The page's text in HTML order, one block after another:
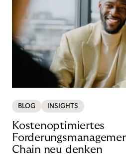
BLOG INSIGHTS
Kostenoptimiertes
Chain neu denken